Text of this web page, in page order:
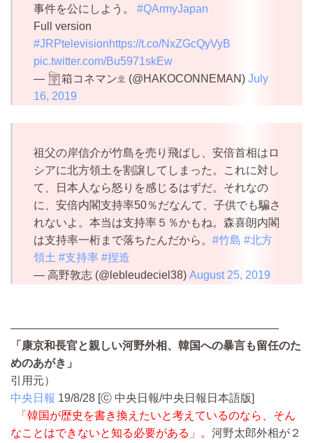
事件を公にしよう。 #QArmyJapan
Full version
#JRPtelevisionhttps://t.co/NxZGcQyVyB
pic.twitter.com/Bu5971skEw
— 𓉤箱コネマン𓁷 (@HAKOCONNEMAN) July
16, 2019
祖父の岸信介が竹島を売り飛ばし、安倍首相はロ
シアに北方領土を割譲してしまった。これに対し
て、日本人なら怒りを感じるはずだ。それなの
に、安倍内閣支持率50％だなんて、子供でも騙さ
れないよ。本当は支持率５％かもね。森喜朗内閣
は支持率一桁まで落ちたんだから。 #竹島 #北方
領土 #支持率 #捏造
— 高野敦志 (@lebleudeciel38) August 25, 2019
————————————————————————
「康京和長官と親しい河野外相、韓国への暴言も留任のた
めのあがき」
引用元）
中央日報 19/8/28 [ⓒ 中央日報/中央日報日本語版]
「韓国が歴史を書き換えたいと考えているのなら、そん
なことはできないと知る必要がある」。 河野太郎外相が２